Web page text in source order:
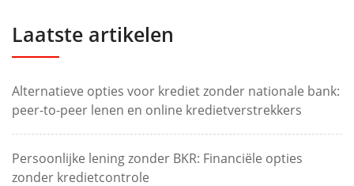
Laatste artikelen
Alternatieve opties voor krediet zonder nationale bank:
peer-to-peer lenen en online kredietverstrekkers
Persoonlijke lening zonder BKR: Financiële opties
zonder kredietcontrole